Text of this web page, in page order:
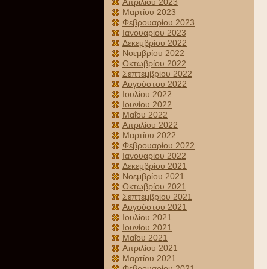
Μαρτίου 2023
Φεβρουαρίου 2023
Ιανουαρίου 2023
Δεκεμβρίου 2022
Νοεμβρίου 2022
Οκτωβρίου 2022
Σεπτεμβρίου 2022
Αυγούστου 2022
Ιουλίου 2022
Ιουνίου 2022
Μαΐου 2022
Απριλίου 2022
Μαρτίου 2022
Φεβρουαρίου 2022
Ιανουαρίου 2022
Δεκεμβρίου 2021
Νοεμβρίου 2021
Οκτωβρίου 2021
Σεπτεμβρίου 2021
Αυγούστου 2021
Ιουλίου 2021
Ιουνίου 2021
Μαΐου 2021
Απριλίου 2021
Μαρτίου 2021